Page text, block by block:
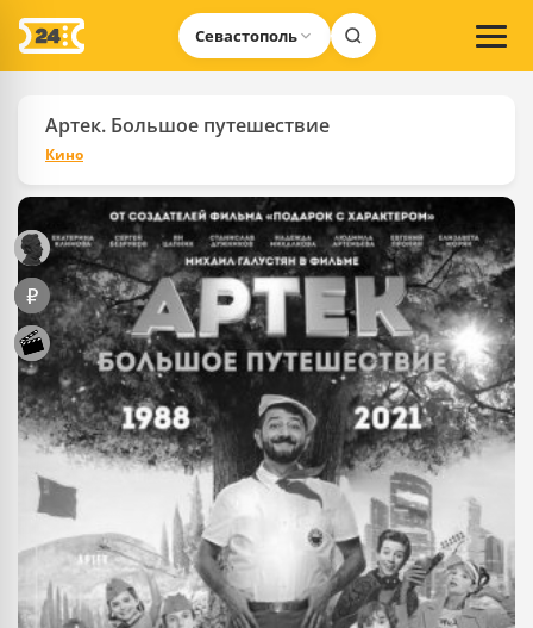
Севастополь
Артек. Большое путешествие
Кино